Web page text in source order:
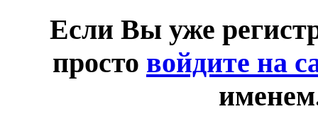
Если Вы уже
просто войдите на